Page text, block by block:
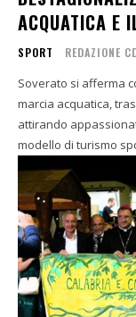
ACQUATICA E
SPORT REDAZIONE
Soverato si afferma
marcia acquatica,
attirando
modello di turismo